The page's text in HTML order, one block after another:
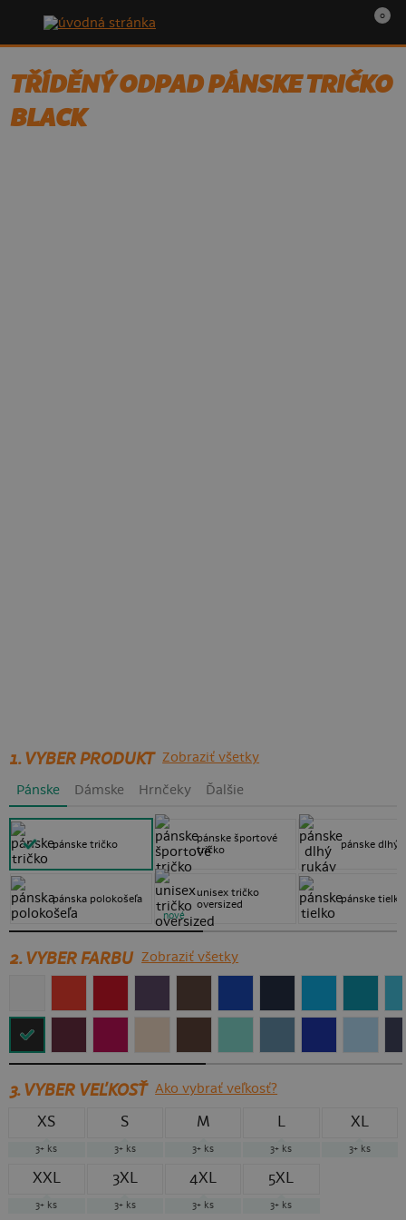
0
TŘÍDĚNÝ ODPAD PÁNSKE TRIČKO
BLACK
1. VYBER PRODUKT Zobraziť všetky
Pánske Dámske Hrnčeky Ďalšie
pánske tričko
pánska polokošeľa
pánske športové
tričko
unisex tričko
oversized
nové
pánske dlhý
pánske tielko
2. VYBER FARBU Zobraziť všetky
3.VYBER VEĽKOSŤ Ako vybrať veľkosť?
XS
3+ ks
S
3+ ks
M
3+ ks
L
3+ ks
XL
3+ ks
XXL
3+ ks
3XL
3+ ks
4XL
3+ ks
5XL
3+ ks